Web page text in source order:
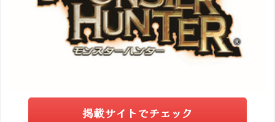
掲載サイトでチェック